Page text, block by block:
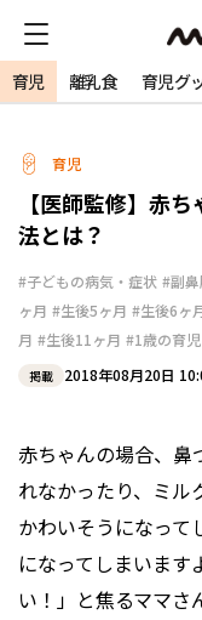
育児 離乳食 育児グ
育児
【医師監修】赤
法とは？
#子どもの病気・症状 #副
ヶ月 #生後5ヶ月 #生後6ヶ
月 #生後11ヶ月 #1歳の育児
掲載 2018年08月20日
赤ちゃんの場合、鼻
れなかったり、ミル
かわいそうになって
になってしまいます
い！」と焦るママさ